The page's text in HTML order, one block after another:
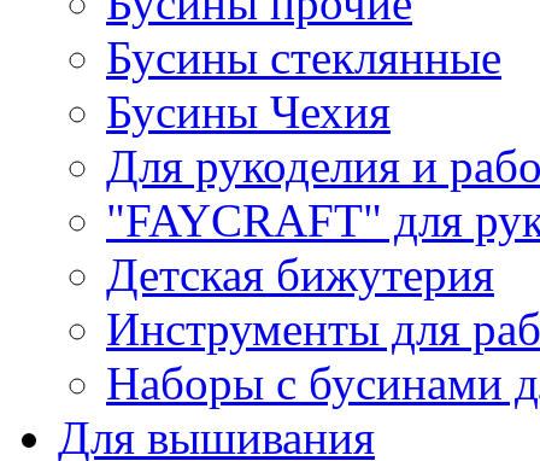
Бусины стеклянные
Бусины Чехия
Для рукоделия и
"FAYCRAFT" для
Детская бижутерия
Инструменты для
Наборы с бусинами
Для вышивания